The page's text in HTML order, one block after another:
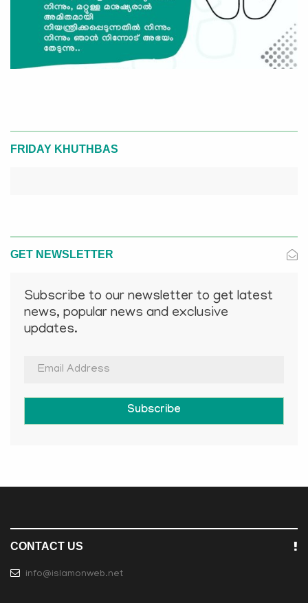
FRIDAY KHUTHBAS
GET NEWSLETTER
Subscribe to our newsletter to get latest
news, popular news and exclusive
updates.
Subscribe
CONTACT US
info@islamonweb.net